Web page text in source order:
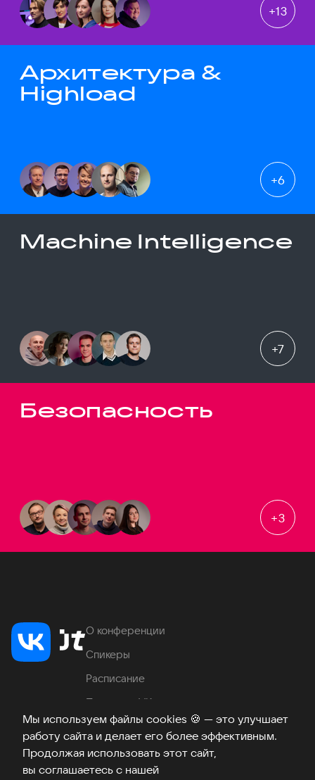
Мы используем файлы cookies 🍪 — это улучшает
работу сайта и делает его более эффективным.
Продолжая использовать этот сайт,
вы соглашаетесь с нашей
+13
Архитектура &
Highload
+6
Machine Intelligence
+7
Безопасность
+3
О конференции
Спикеры
Расписание
Продукты VK
Место проведения
Часто задаваемые вопросы